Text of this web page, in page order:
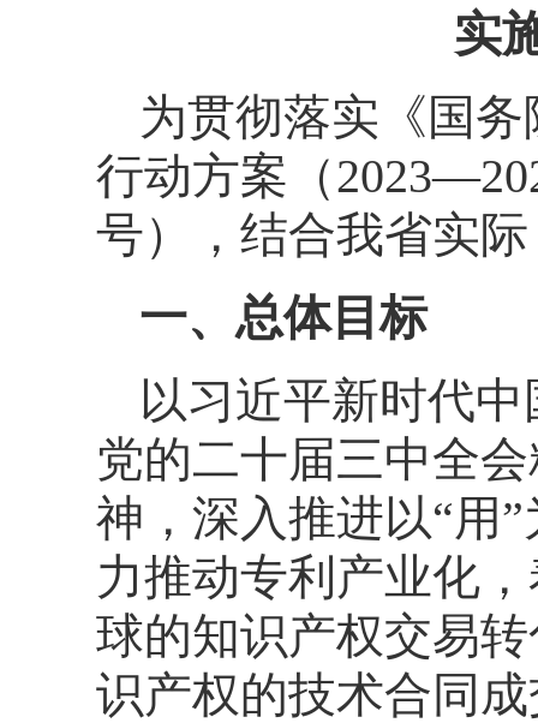
实
为贯彻落实《国
行动方案（
号），结合我省实
一、总体目标
以习近平新时代
党的二十届三中全
神，深入推进以“用
力推动专利产业化
球的知识产权交易
识产权的技术合同